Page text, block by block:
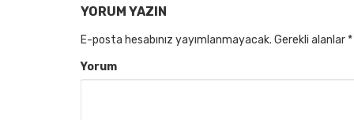
YORUM YAZIN
E-posta hesabınız yayımlanmayacak. Gerekli alanlar *
Yorum